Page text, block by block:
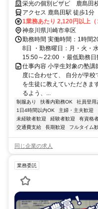
活かそう♪教えることが好きな
栄光の個別ビザビ 鹿島田
アクセス 鹿島田駅 徒歩1分
1業務あたり 2,120円以上（
神奈川県川崎市幸区
勤務時間 実働時間：1時間
8日 ・勤務曜日：月・火・
15:50～22:00 ・最低勤務日
仕事内容 小学生対象の塾
度に合わせて、 自分が学
を生徒に教えていただきま
るよう、...
制服あり 扶養内勤務OK 社員登用
1日4時間以内OK
主婦・主夫歓迎
未経験者歓迎
経験者歓迎 有資格
交通費支給
長期歓迎 フルタイム
同じ企業の求人
業務委託